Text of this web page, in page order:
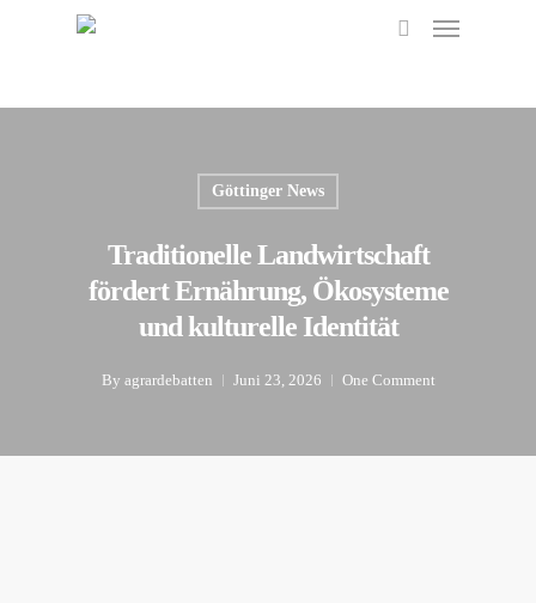
content
Menu
Göttinger News
Traditionelle Landwirtschaft
fördert Ernährung, Ökosysteme
und kulturelle Identität
By agrardebatten Juni 23, 2026 One Comment